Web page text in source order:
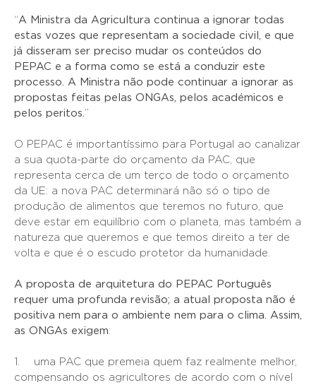
“A Ministra da Agricultura continua a ignorar todas
estas vozes que representam a sociedade civil, e que
já disseram ser preciso mudar os conteúdos do
PEPAC e a forma como se está a conduzir este
processo. A Ministra não pode continuar a ignorar as
propostas feitas pelas ONGAs, pelos académicos e
pelos peritos.”
O PEPAC é importantíssimo para Portugal ao canalizar
a sua quota-parte do orçamento da PAC, que
representa cerca de um terço de todo o orçamento
da UE: a nova PAC determinará não só o tipo de
produção de alimentos que teremos no futuro, que
deve estar em equilíbrio com o planeta, mas também a
natureza que queremos e que temos direito a ter de
volta e que é o escudo protetor da humanidade.
A proposta de arquitetura do PEPAC Português
requer uma profunda revisão; a atual proposta não é
positiva nem para o ambiente nem para o clima. Assim,
as ONGAs exigem:
1. uma PAC que premeia quem faz realmente melhor,
compensando os agricultores de acordo com o nível